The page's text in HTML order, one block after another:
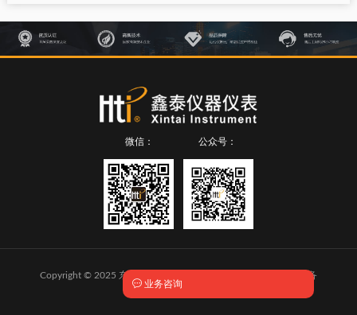
 业务咨询
微信： 公众号：
Copyright © 2025 东莞市鑫泰仪器仪表有限公司 版权所有
粤ICP备
2024292454号